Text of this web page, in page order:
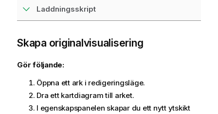
Laddningsskript
Skapa originalvisualisering
Gör följande:
Öppna ett ark i redigeringsläge.
Dra ett kartdiagram till arket.
I egenskapspanelen skapar du ett nytt ytskikt